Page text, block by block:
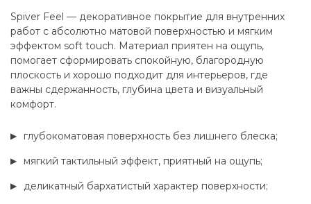
Spiver Feel — декоративное покрытие для внутренних
работ с абсолютно матовой поверхностью и мягким
эффектом soft touch. Материал приятен на ощупь,
помогает сформировать спокойную, благородную
плоскость и хорошо подходит для интерьеров, где
важны сдержанность, глубина цвета и визуальный
комфорт.
глубокоматовая поверхность без лишнего блеска;
мягкий тактильный эффект, приятный на ощупь;
деликатный бархатистый характер поверхности;